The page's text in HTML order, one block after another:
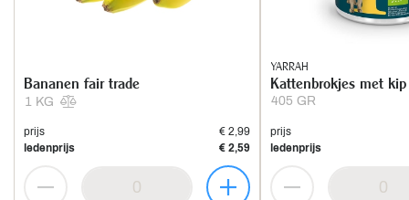
1 KG
Bananen fair trade
prijs
€ 2,99
ledenprijs
€ 2,59
YARRAH
405 GR
Kattenbrokjes met
prijs
ledenprijs